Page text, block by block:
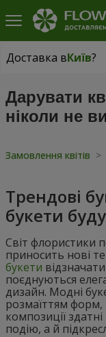
Доставка вКиїв?
Доставка вКиїв
Дарувати
ніколи не
Замовлення квітів >
Трендові
букети
Світ флористики
приносить нові
букети
поєднуються
дизайн. Модні
розмаїттям форм,
композиції
подію, а й